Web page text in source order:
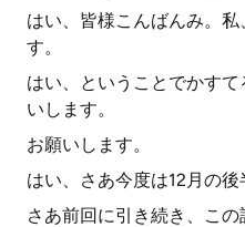
はい、皆様こんばんみ。
す。
はい、ということでかす
いします。
お願いします。
はい、さあ今度は12月の後
さあ前回に引き続き、こ